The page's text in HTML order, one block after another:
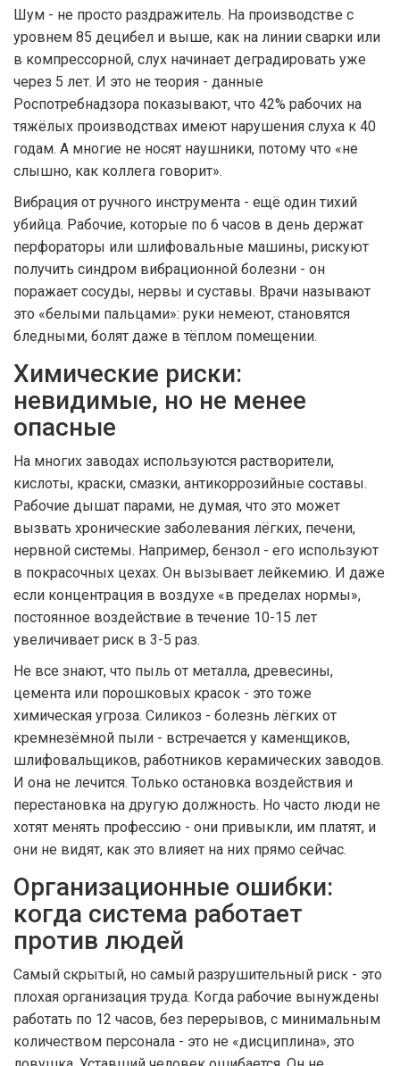
Шум - не просто раздражитель. На производстве с
уровнем 85 децибел и выше, как на линии сварки или
в компрессорной, слух начинает деградировать уже
через 5 лет. И это не теория - данные
Роспотребнадзора показывают, что 42% рабочих на
тяжёлых производствах имеют нарушения слуха к 40
годам. А многие не носят наушники, потому что «не
слышно, как коллега говорит».
Вибрация от ручного инструмента - ещё один тихий
убийца. Рабочие, которые по 6 часов в день держат
перфораторы или шлифовальные машины, рискуют
получить синдром вибрационной болезни - он
поражает сосуды, нервы и суставы. Врачи называют
это «белыми пальцами»: руки немеют, становятся
бледными, болят даже в тёплом помещении.
Химические риски:
невидимые, но не менее
опасные
На многих заводах используются растворители,
кислоты, краски, смазки, антикоррозийные составы.
Рабочие дышат парами, не думая, что это может
вызвать хронические заболевания лёгких, печени,
нервной системы. Например, бензол - его используют
в покрасочных цехах. Он вызывает лейкемию. И даже
если концентрация в воздухе «в пределах нормы»,
постоянное воздействие в течение 10-15 лет
увеличивает риск в 3-5 раз.
Не все знают, что пыль от металла, древесины,
цемента или порошковых красок - это тоже
химическая угроза. Силикоз - болезнь лёгких от
кремнезёмной пыли - встречается у каменщиков,
шлифовальщиков, работников керамических заводов.
И она не лечится. Только остановка воздействия и
перестановка на другую должность. Но часто люди не
хотят менять профессию - они привыкли, им платят, и
они не видят, как это влияет на них прямо сейчас.
Организационные ошибки:
когда система работает
против людей
Самый скрытый, но самый разрушительный риск - это
плохая организация труда. Когда рабочие вынуждены
работать по 12 часов, без перерывов, с минимальным
количеством персонала - это не «дисциплина», это